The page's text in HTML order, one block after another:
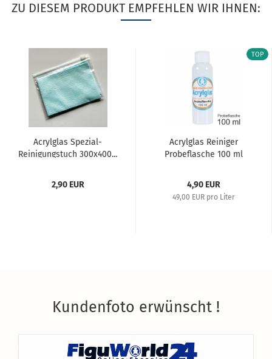
ZU DIESEM PRODUKT EMPFEHLEN WIR IHNEN:
Acrylglas Spezial-
Reinigungstuch 300x400...
2,90 EUR
TOP
Acrylglas Reiniger
Probeflasche 100 ml
4,90 EUR
49,00 EUR pro Liter
Kundenfoto erwünscht !